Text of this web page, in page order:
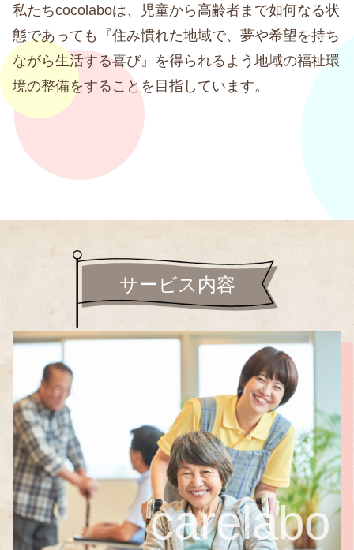
私たちcocolaboは、児童から高齢者まで如何なる状
態であっても『住み慣れた地域で、夢や希望を持ち
ながら生活する喜び』を得られるよう地域の福祉環
境の整備をすることを目指しています。
サービス内容
carelabo